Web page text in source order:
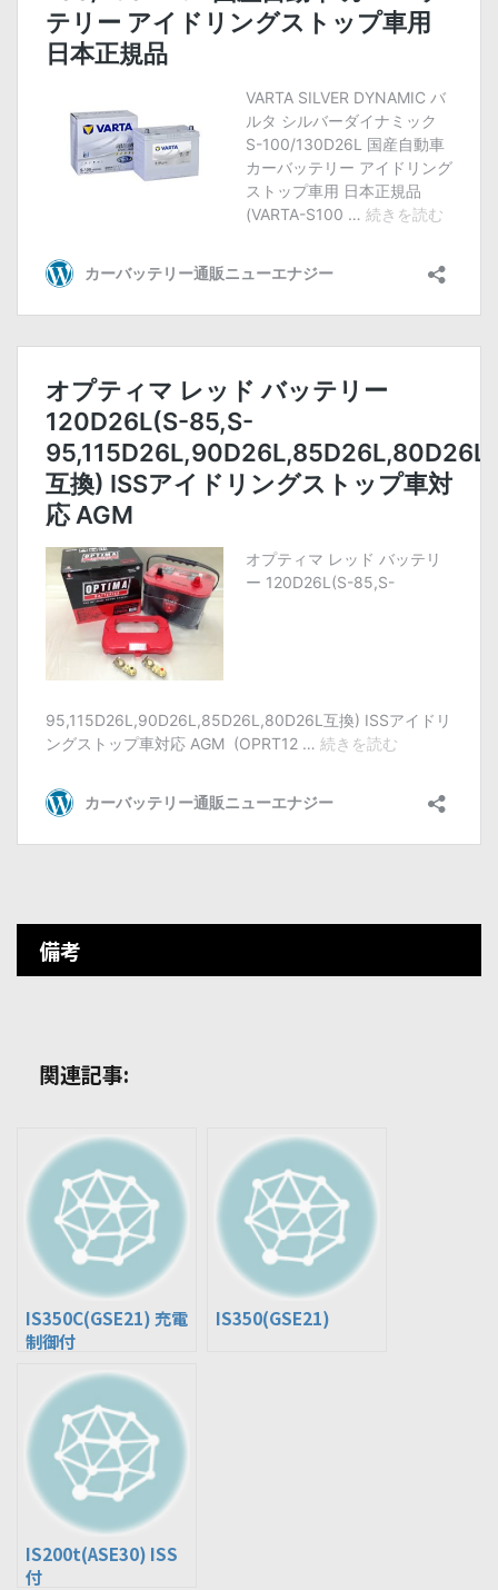
備考
関連記事:
IS350C(GSE21) 充電
制御付
IS350(GSE21)
IS200t(ASE30) ISS
付